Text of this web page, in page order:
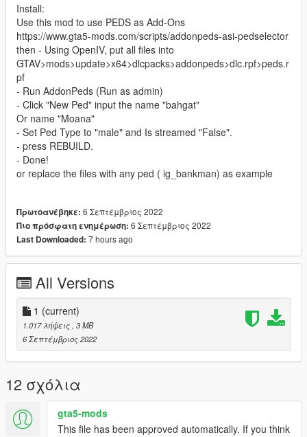
Install:
Use this mod to use PEDS as Add-Ons
https://www.gta5-mods.com/scripts/addonpeds-asi-pedselector
then - Using OpenIV, put all files into
GTAV>mods>update>x64>dlcpacks>addonpeds>dlc.rpf>peds.r
pf
- Run AddonPeds (Run as admin)
- Click "New Ped" input the name "bahgat"
Or name "Moana"
- Set Ped Type to "male" and Is streamed "False".
- press REBUILD.
- Done!
or replace the files with any ped ( ig_bankman) as example
Πρωτοανέβηκε: 6 Σεπτέμβριος 2022
Πιο πρόσφατη ενημέρωση: 6 Σεπτέμβριος 2022
Last Downloaded: 7 hours ago
All Versions
1 (current)
1.017 λήψεις , 3 MB
6 Σεπτέμβριος 2022
12 σχόλια
gta5-mods
This file has been approved automatically. If you think